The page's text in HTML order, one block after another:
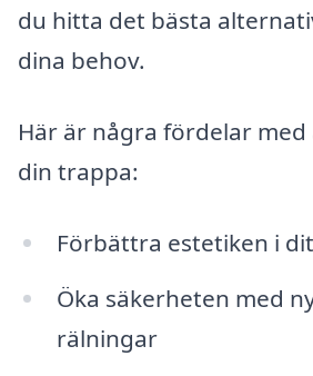
du hitta det bästa
dina behov.
Här är några fördelar
din trappa:
Förbättra estetiken i
Öka säkerheten med
rälningar